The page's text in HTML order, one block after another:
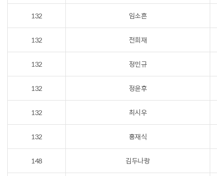
132 임소흔
132 전희재
132 정민규
132 정윤후
132 최시우
132 홍재식
148 김두나랑